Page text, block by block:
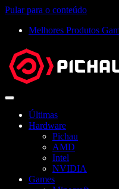
Pular para o conteúdo
Melhores Produtos
Abrir
Últimas
Hardware
Pichau
AMD
Intel
NVIDIA
Games